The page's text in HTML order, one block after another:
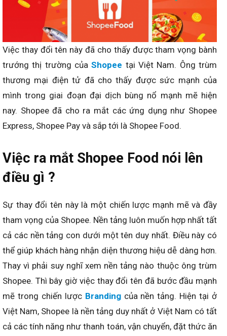
Việc thay đổi tên này đã cho thấy được tham vọng bành
trướng thị trường củaShopee tại Việt Nam. Ông trùm
thương mại điện tử đã cho thấy được sức mạnh của
mình trong giai đoạn đại dịch bùng nổ mạnh mẽ hiện
nay. Shopee đã cho ra mắt các ứng dụng như Shopee
Express, Shopee Pay và sắp tới là Shopee Food.
Việc ra mắt Shopee Food nói lên
điều gì ?
Sự thay đổi tên này là một chiến lược mạnh mẽ và đầy
tham vọng của Shopee. Nền tảng luôn muốn hợp nhất tất
cả các nền tảng con dưới một tên duy nhất. Điều này có
thể giúp khách hàng nhận diện thương hiệu dễ dàng hơn.
Thay vì phải suy nghĩ xem nền tảng nào thuộc ông trùm
Shopee. Thì bây giờ việc thay đổi tên đã bước đầu mạnh
mẽ trong chiến lược Brandingcủa nền tảng. Hiện tại ở
Việt Nam, Shopee là nền tảng duy nhất ở Việt Nam có tất
cả các tính năng như thanh toán, vận chuyển, đặt thức ăn